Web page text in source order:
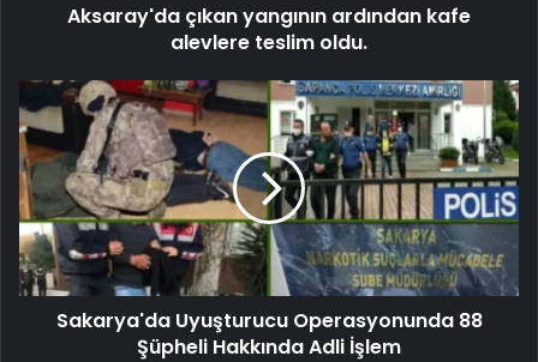
Aksaray'da çıkan yangının ardından kafe
alevlere teslim oldu.
Sakarya'da Uyuşturucu Operasyonunda 88
Şüpheli Hakkında Adli İşlem